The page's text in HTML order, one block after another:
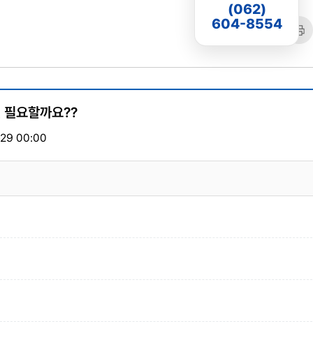
(062)
604-8554
공유
링크
프린
트
요할까요??
00:00